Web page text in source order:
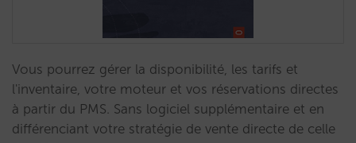
Vous pourrez gérer la disponibilité, les tarifs et
l'inventaire, votre moteur et vos réservations directes
à partir du PMS. Sans logiciel supplémentaire et en
différenciant votre stratégie de vente directe de celle